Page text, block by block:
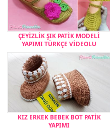
ÇEYİZLİK ŞIK PATİK MODELİ
YAPIMI TÜRKÇE VİDEOLU
KIZ ERKEK BEBEK BOT PATİK
YAPIMI